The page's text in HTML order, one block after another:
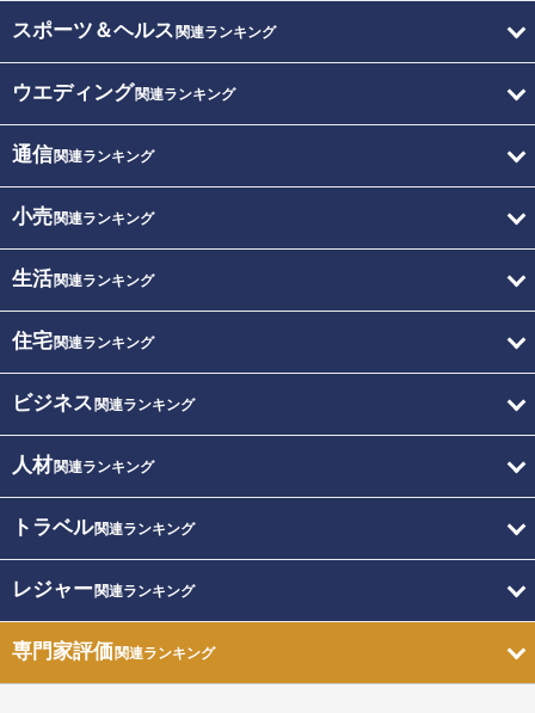
スポーツ＆ヘルス 関連ランキング
ウエディング関連ランキング
通信関連ランキング
小売関連ランキング
生活関連ランキング
住宅関連ランキング
ビジネス 関連ランキング
人材関連ランキング
トラベル関連ランキング
レジャー関連ランキング
専門家評価関連ランキング